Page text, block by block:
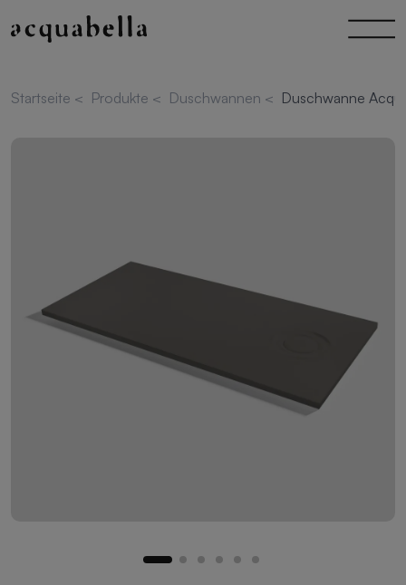
Startseite < Produkte < Duschwannen < Duschwanne